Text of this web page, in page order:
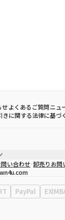
せよくあるご質問ニュ
きに関する法律に基づ
区永東大路513、3階(
い合わせ 卸売りお問
PayPal